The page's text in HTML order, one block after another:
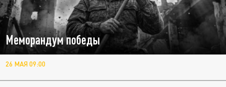
Меморандум победы
26 МАЯ 09:00